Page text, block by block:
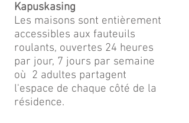
Kapuskasing
Les maisons sont entièrement
accessibles aux fauteuils
roulants, ouvertes 24 heures
par jour, 7 jours par semaine
où 2 adultes partagent
l'espace de chaque côté de la
résidence.